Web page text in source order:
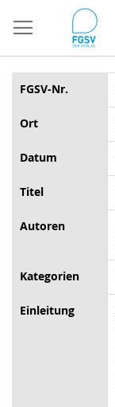
zum
Inhalt
FGSV-Nr.
Ort
Datum
Titel
Autoren
Kategorien
Einleitung